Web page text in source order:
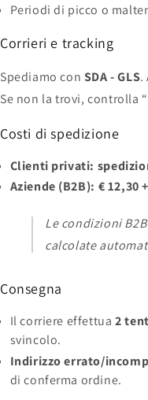
Periodi di picco o
Corrieri e tracking
Spediamo con SDA - GLS.
Se non la trovi, controlla
Costi di spedizione
Clienti privati:
Aziende (B2B): € 12,30
Le condizioni
calcolate
Consegna
Il corriere effettua2
svincolo.
Indirizzo errato/
di conferma ordine.